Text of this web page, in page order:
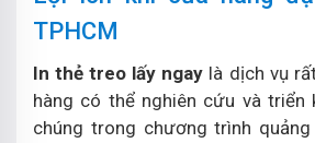
TPHCM
In thẻ treo lấy ngay là dịch vụ
hàng có thể nghiên cứu và triển
chúng trong chương trình